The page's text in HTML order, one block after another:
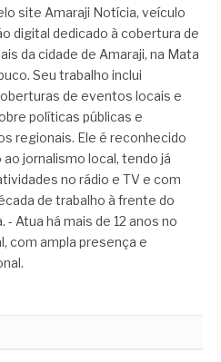
site Amaraji Notícia, veículo
digital dedicado à cobertura de
da cidade de Amaraji, na Mata
Seu trabalho inclui
de eventos locais e
políticas públicas e
regionais. Ele é reconhecido
jornalismo local, tendo já
no rádio e TV e com
de trabalho à frente do
- Atua há mais de 12 anos no
com ampla presença e